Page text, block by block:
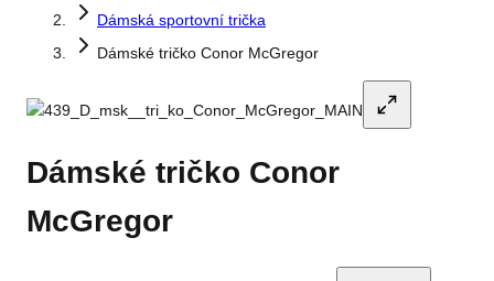
Dámská sportovní trička
Dámské tričko Conor McGregor
Dámské tričko Conor
McGregor